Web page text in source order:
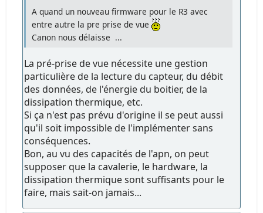
A quand un nouveau firmware pour le R3 avec
entre autre la pre prise de vue
Canon nous délaisse ...
La pré-prise de vue nécessite une gestion
particulière de la lecture du capteur, du débit
des données, de l'énergie du boitier, de la
dissipation thermique, etc.
Si ça n'est pas prévu d'origine il se peut aussi
qu'il soit impossible de l'implémenter sans
conséquences.
Bon, au vu des capacités de l'apn, on peut
supposer que la cavalerie, le hardware, la
dissipation thermique sont suffisants pour le
faire, mais sait-on jamais...